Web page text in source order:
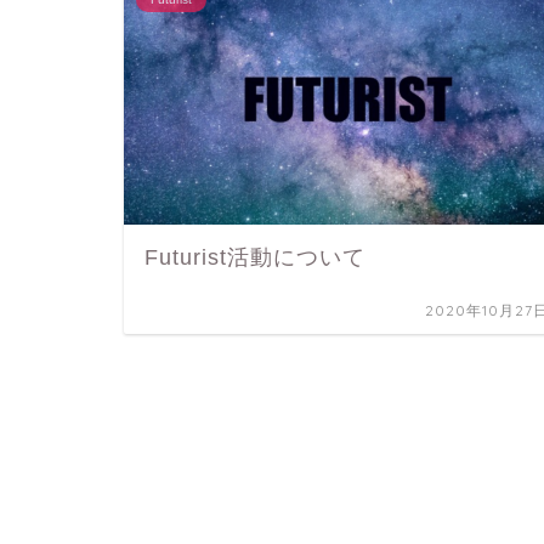
Futurist活動について
2020年10月27